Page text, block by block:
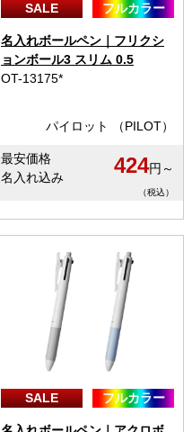
SALE フルカラー
名入れボールペン｜フリクシ
ョンボール3 スリム 0.5
OT-13175*
パイロット （PILOT）
最安価格
名入れ込み
424円～
（税込）
SALE フルカラー